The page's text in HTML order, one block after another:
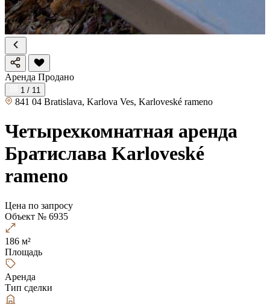
Аренда Продано
1 / 11
841 04 Bratislava, Karlova Ves, Karloveské rameno
Четырехкомнатная аренда
Братислава Karloveské
rameno
Цена по запросу
Объект № 6935
186 м²
Площадь
Аренда
Тип сделки